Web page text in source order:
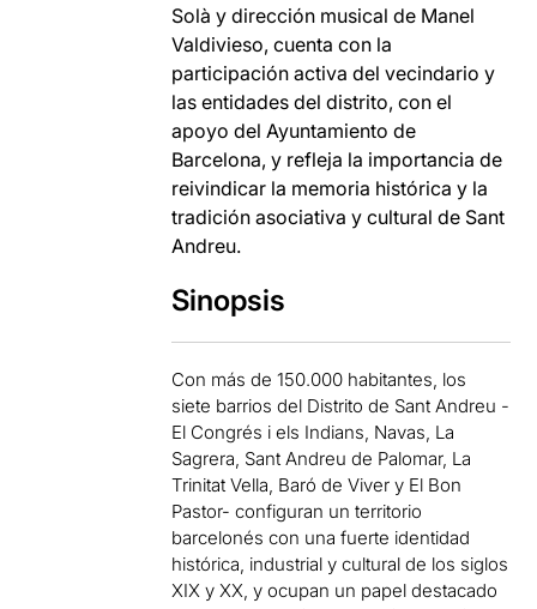
Solà y dirección musical de Manel
Valdivieso, cuenta con la
participación activa del vecindario y
las entidades del distrito, con el
apoyo del Ayuntamiento de
Barcelona, y refleja la importancia de
reivindicar la memoria histórica y la
tradición asociativa y cultural de Sant
Andreu.
Sinopsis
Con más de 150.000 habitantes, los
siete barrios del Distrito de Sant Andreu -
El Congrés i els Indians, Navas, La
Sagrera, Sant Andreu de Palomar, La
Trinitat Vella, Baró de Viver y El Bon
Pastor- configuran un territorio
barcelonés con una fuerte identidad
histórica, industrial y cultural de los siglos
XIX y XX, y ocupan un papel destacado